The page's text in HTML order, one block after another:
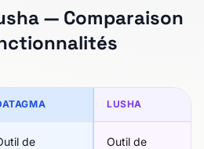
— Comparaison
LUSHA
de
Outil de